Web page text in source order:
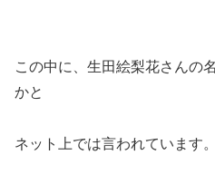
この中に、生田絵梨花さんの
かと
ネット上では言われています。